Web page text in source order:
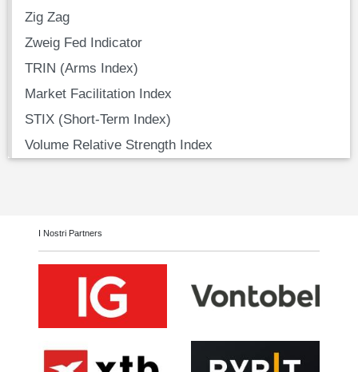
Zig Zag
Zweig Fed Indicator
TRIN (Arms Index)
Market Facilitation Index
STIX (Short-Term Index)
Volume Relative Strength Index
I Nostri Partners